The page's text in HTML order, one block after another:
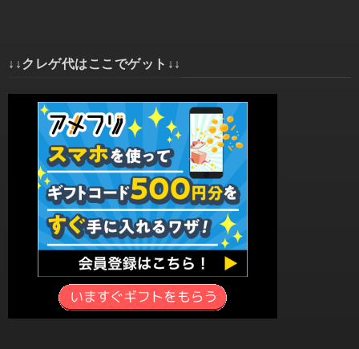
↓↓クレゲ代はここでゲット↓↓